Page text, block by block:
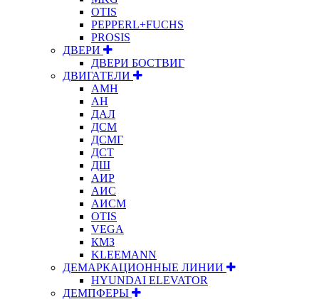
OTIS
PEPPERL+FUCHS
PROSIS
ДВЕРИ
ДВЕРИ БОСТВИГ
ДВИГАТЕЛИ
АМН
АН
ДАЛ
ДСМ
ДСМГ
ДСТ
ДШ
АИР
АИС
АИСМ
OTIS
VEGA
КМЗ
KLEEMANN
ДЕМАРКАЦИОННЫЕ ЛИНИИ
HYUNDAI ELEVATOR
ДЕМПФЕРЫ